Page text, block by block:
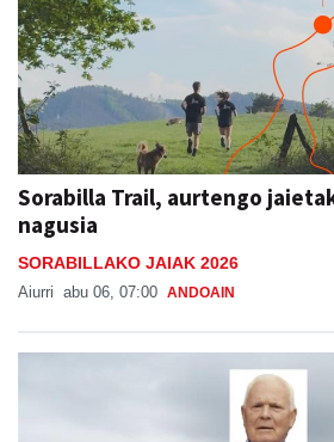
Sorabilla Trail, aurtengo
nagusia
SORABILLAKO JAIAK 2026
Aiurri abu 06, 07:00 ANDOAIN